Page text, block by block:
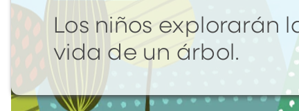
Los niños explorarán
vida de un árbol.